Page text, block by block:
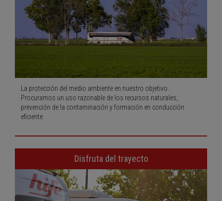
La protección del medio ambiente en nuestro objetivo.
Procuramos un uso razonable de los recursos naturales,
prevención de la contaminación y formación en conducción
eficiente.
Disfruta del trayecto